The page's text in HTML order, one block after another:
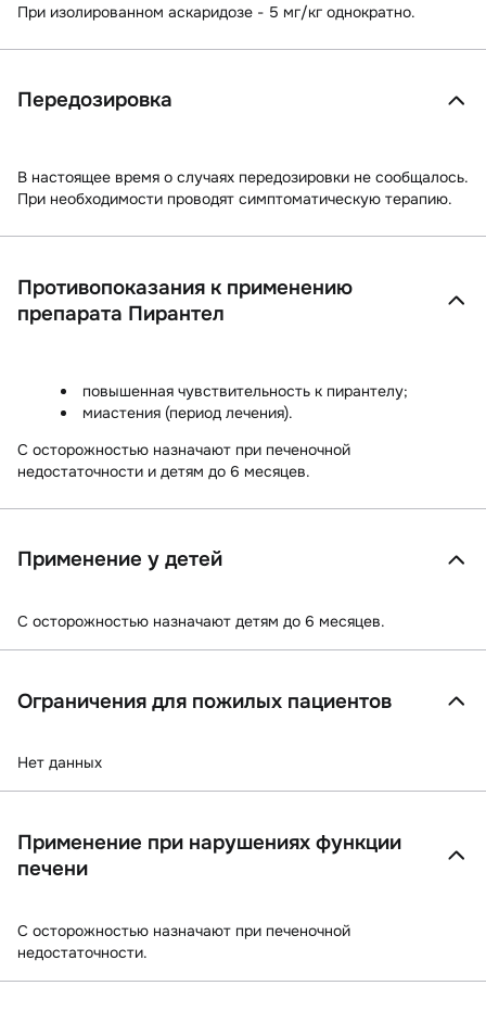
При изолированном аскаридозе - 5 мг/кг однократно.
Передозировка
В настоящее время о случаях передозировки не сообщалось.
При необходимости проводят симптоматическую терапию.
Противопоказания к применению
препарата Пирантел
повышенная чувствительность к пирантелу;
миастения (период лечения).
С осторожностью назначают при печеночной
недостаточности и детям до 6 месяцев.
Применение у детей
С осторожностью назначают детям до 6 месяцев.
Ограничения для пожилых пациентов
Нет данных
Применение при нарушениях функции
печени
С осторожностью назначают при печеночной
недостаточности.